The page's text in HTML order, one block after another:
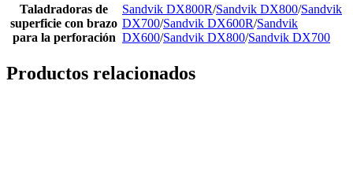
Taladradoras de
superficie con brazo
para la perforación
Sandvik DX800R/Sandvik DX800/Sandvik
DX700/Sandvik DX600R/Sandvik
DX600/Sandvik DX800/Sandvik DX700
Productos relacionados